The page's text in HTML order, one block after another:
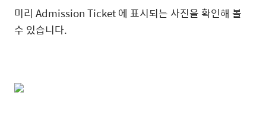
미리 Admission Ticket 에 표시되는 사진을 확인해 볼
수 있습니다.